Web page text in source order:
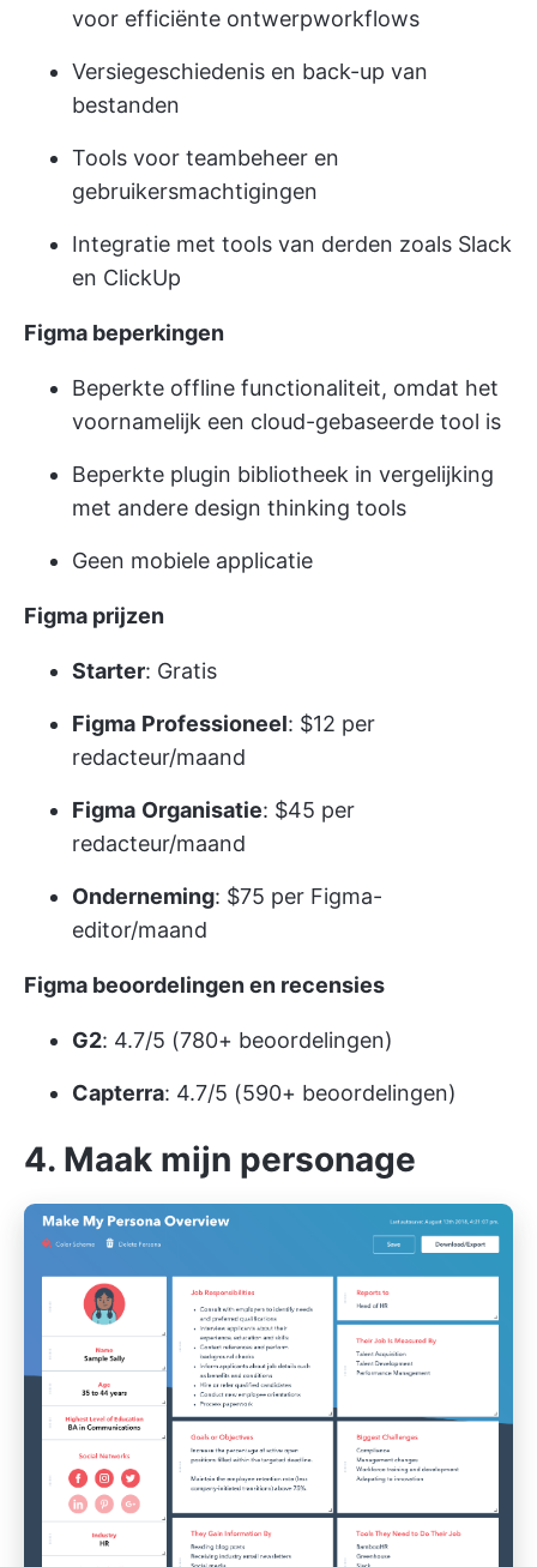
voor efficiënte ontwerpworkflows
Versiegeschiedenis en back-up van
bestanden
Tools voor teambeheer en
gebruikersmachtigingen
Integratie met tools van derden zoals Slack
en ClickUp
Figma beperkingen
Beperkte offline functionaliteit, omdat het
voornamelijk een cloud-gebaseerde tool is
Beperkte plugin bibliotheek in vergelijking
met andere design thinking tools
Geen mobiele applicatie
Figma prijzen
Starter: Gratis
Figma Professioneel: $12 per
redacteur/maand
Figma Organisatie: $45 per
redacteur/maand
Onderneming: $75 per Figma-
editor/maand
Figma beoordelingen en recensies
G2: 4.7/5 (780+ beoordelingen)
Capterra: 4.7/5 (590+ beoordelingen)
4. Maak mijn personage